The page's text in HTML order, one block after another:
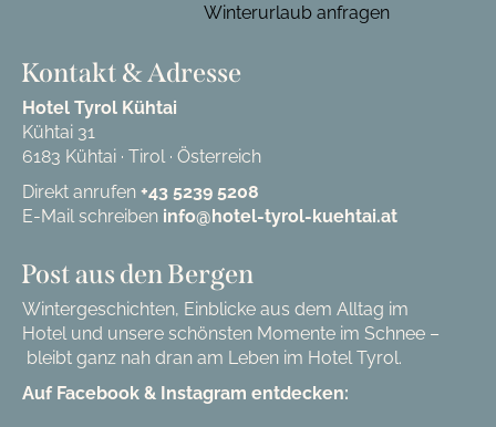
Winterurlaub anfragen
Kontakt & Adresse
Hotel Tyrol Kühtai
Kühtai 31
6183 Kühtai · Tirol · Österreich
Direkt anrufen +43 5239 5208
E-Mail schreiben info@hotel-tyrol-kuehtai.at
Post aus den Bergen
Wintergeschichten, Einblicke aus dem Alltag im
Hotel und unsere schönsten Momente im Schnee –
bleibt ganz nah dran am Leben im Hotel Tyrol.
Auf Facebook & Instagram entdecken: